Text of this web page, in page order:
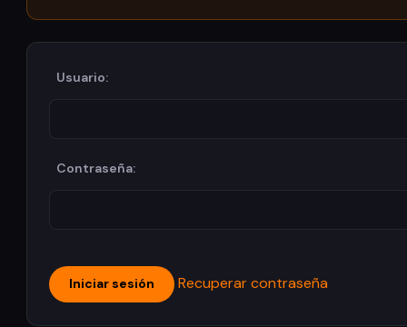
Usuario:
Contraseña:
Recuperar contraseña